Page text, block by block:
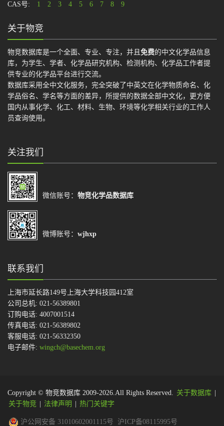
CAS号: 1 2 3 4 5 6 7 8 9
关于物竞
物竞数据库是一个全面、专业、专注，并且 免费的中文化学品信息
库，为学生、学者、化学品研究机构、检测机构、化学品工作者提
供专业的化学品平台进行交流。
数据库采用全中文化服务，完全突破了中英文在化学物质命名、化
学品俗名、学名等方面的差异，所提供的数据全部中文化，更方便
国内从事化学、化工、材料、生物、环境等化学相关行业的工作人
员查询使用。
关注我们
微信账号： 物竞化学品数据库
微博账号： wjhxp
联系我们
上海市延长路149号上海大学科技园412室
公司总机: 021-56389801
订购电话: 4007001514
传真电话: 021-56389802
客服电话: 021-56332350
电子邮件: wingch@basechem.org
Copyright © 物竞数据库 2009-2026.All Rights Reserved. 关于数据库
关于物竞
法律声明 热门关键字
沪公网安备 31010602001115号 沪ICP备08115995号